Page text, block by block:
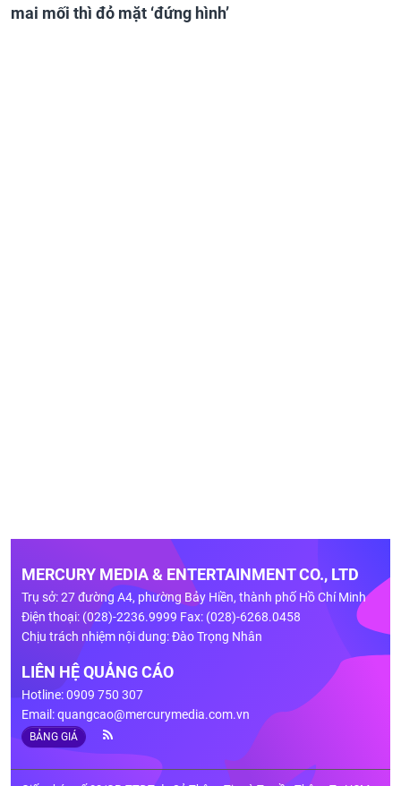
mai mối thì đỏ mặt ‘đứng hình’
MERCURY MEDIA & ENTERTAINMENT CO., LTD
Trụ sở: 27 đường A4, phường Bảy Hiền, thành phố Hồ Chí Minh
Điện thoại: (028)-2236.9999 Fax: (028)-6268.0458
Chịu trách nhiệm nội dung: Đào Trọng Nhân
LIÊN HỆ QUẢNG CÁO
Hotline: 0909 750 307
Email:quangcao@mercurymedia.com.vn
BẢNG GIÁ